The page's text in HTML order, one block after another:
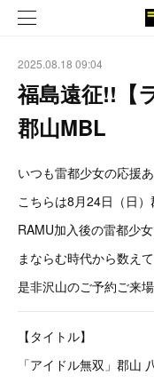
2025.08.18 09:04
福島遠征!!【
郡山MBL
いつも雷都少女の応援
こちらは8月24日（日
RAMU加入後の雷都少
まならむ時代から数え
是非沢山のご予約ご来
【タイトル】
「アイドル無双」郡山